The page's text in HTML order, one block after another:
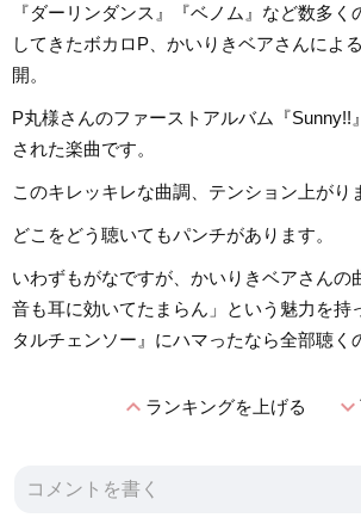
『ダーリンダンス』『ベノム』など数多
してきたボカロP、かいりきベアさんによ
開。
P丸様さんのファーストアルバム『Sunny!!
された楽曲です。
このキレッキレな曲調、テンション上がり
どこをどう聴いてもパンチがあります。
いわずもがなですが、かいりきベアさんの
音も耳に効いてたまらん」という魅力を持
タルチェンソー』にハマったなら全部聴く
expand_lessランキングを上げる expand_more